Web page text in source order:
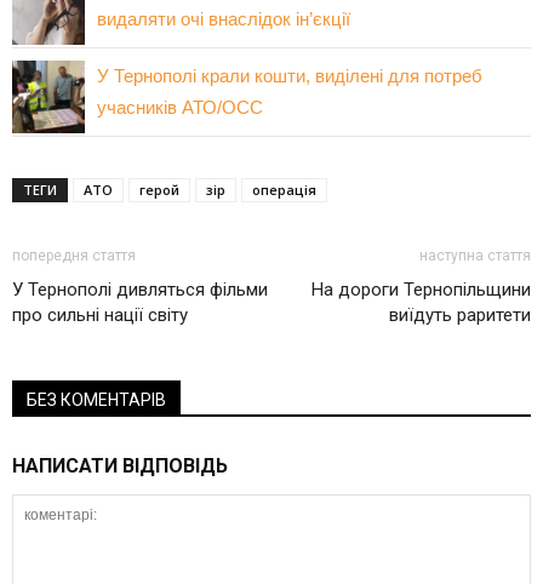
видаляти очі внаслідок ін’єкції
У Тернополі крали кошти, виділені для потреб
учасників АТО/ОСС
ТЕГИ АТО герой зір операція
попередня стаття
У Тернополі дивляться фільми
про сильні нації світу
наступна стаття
На дороги Тернопільщини
виїдуть раритети
БЕЗ КОМЕНТАРІВ
НАПИСАТИ ВІДПОВІДЬ